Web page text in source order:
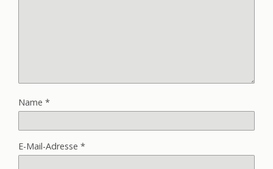
Name *
E-Mail-Adresse *